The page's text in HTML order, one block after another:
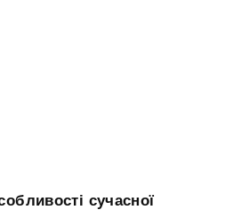
сучасної